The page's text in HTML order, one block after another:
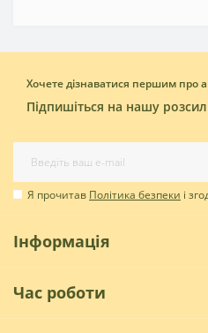
Хочете дізнаватися першим про
Підпишіться на нашу
Я прочитав Політика безпеки і
Інформація
Час роботи